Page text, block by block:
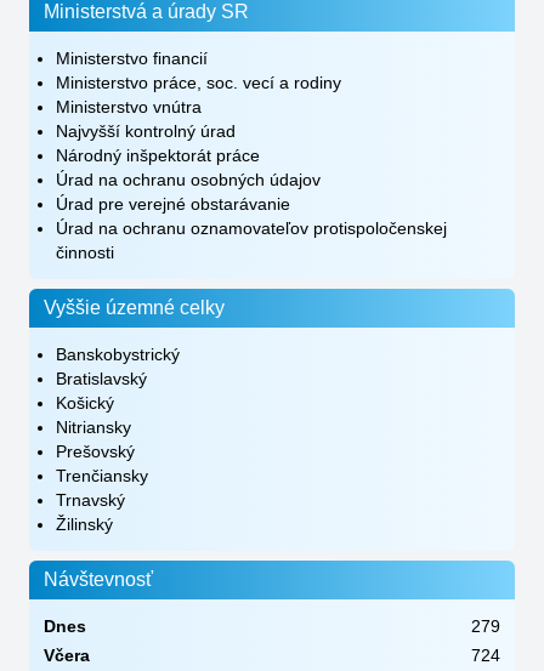
Ministerstvá a úrady SR
Ministerstvo financií
Ministerstvo práce, soc. vecí a rodiny
Ministerstvo vnútra
Najvyšší kontrolný úrad
Národný inšpektorát práce
Úrad na ochranu osobných údajov
Úrad pre verejné obstarávanie
Úrad na ochranu oznamovateľov protispoločenskej
činnosti
Vyššie územné celky
Banskobystrický
Bratislavský
Košický
Nitriansky
Prešovský
Trenčiansky
Trnavský
Žilinský
Návštevnosť
Dnes
279
Včera
724